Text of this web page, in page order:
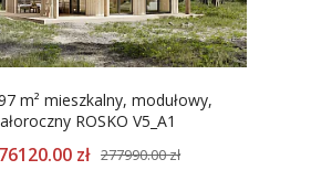
m² mieszkalny, modułowy,
ROSKO V5_A1
zł 277990.00 zł